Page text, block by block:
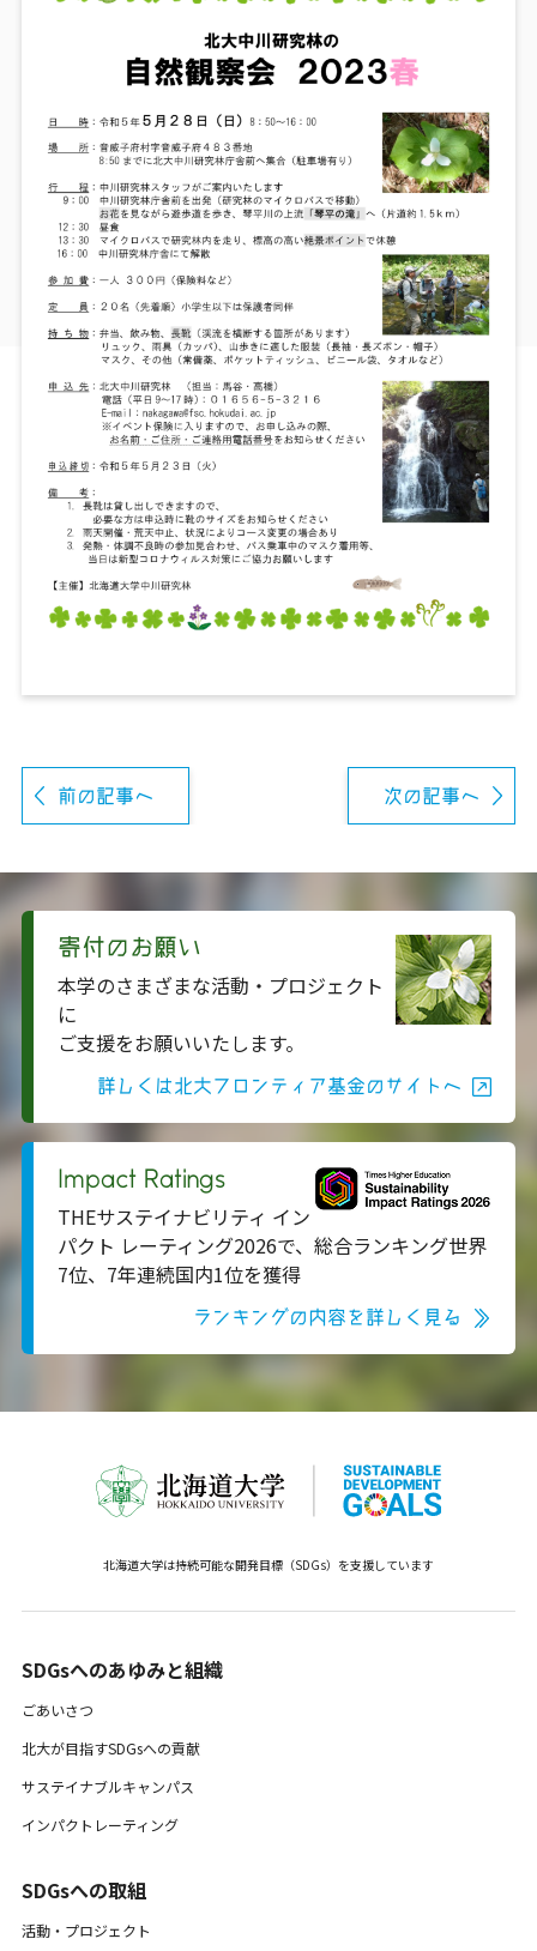
前の記事へ 次の記事へ
寄付のお願い
本学のさまざまな活動・プロジェクト
に
ご支援をお願いいたします。
詳しくは北大フロンティア基金のサイトへ
Impact Ratings
THEサステイナビリティ イン
パクト レーティング2026で、総合ランキング世界
7位、7年連続国内1位を獲得
ランキングの内容を詳しく見る
北海道大学は持続可能な開発目標（SDGs）を支援しています
SDGsへのあゆみと組織 ​
ごあいさつ
北大が目指すSDGsへの貢献
サステイナブルキャンパス
インパクトレーティング
SDGsへの取組
活動・プロジェクト